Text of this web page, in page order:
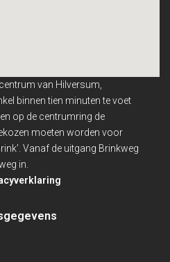
van Hilversum,
binnentien minuten te voet
op de centrumring de
moeten worden voor
Vanaf de uitgang Brinkweg
in.